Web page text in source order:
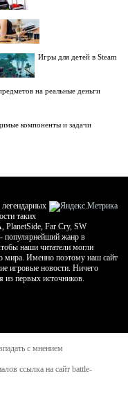
Игры для детей в Steam
на реальные деньги
компоненты и задачи
таких
PlanetSide, Far Cry, SW
популярнейший жанр в
наши читатели могли
мира. Именно поэтому наш сайт
игровые новости. Ничего
из первых источников.
с мнением
ссылка на сайт battle-